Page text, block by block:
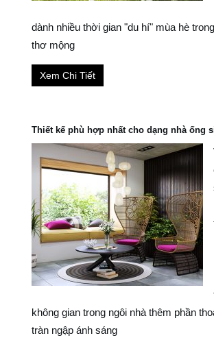
dành nhiều thời gian "du hí" mùa hè
thơ mộng
Xem Chi Tiết
Thiết kế phù hợp nhất cho dạng nhà ống
không gian trong ngôi nhà thêm phần
tràn ngập ánh sáng